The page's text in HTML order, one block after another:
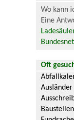
Wo kann
Eine
Oft
Baustellen